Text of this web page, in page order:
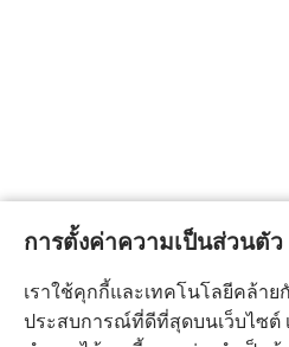
การตั้งค่าความเป็นส่วนตัว
เราใช้คุกกี้และเทคโนโลยีคล้า
ประสบการณ์ที่ดีที่สุดบนเว็บไซต์